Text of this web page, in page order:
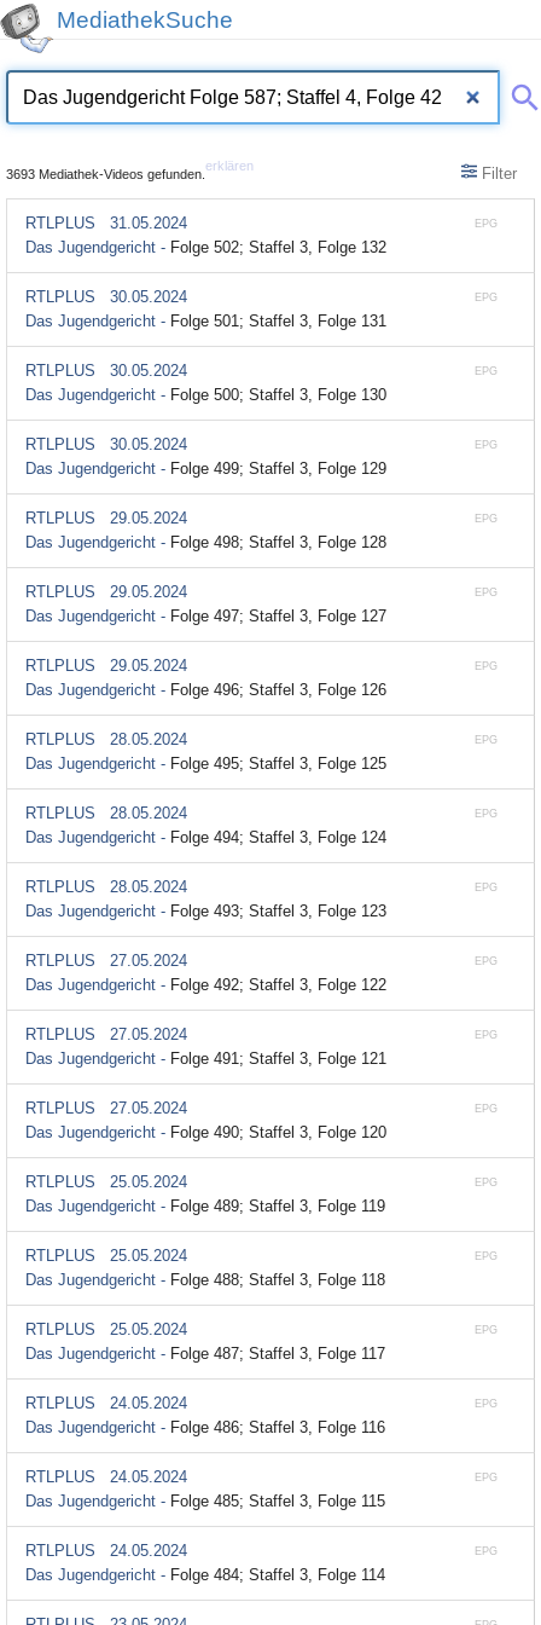
MediathekSuche
3693 Mediathek-Videos gefunden.
erklären Filter
EPG
RTLPLUS
31.05.2024
Das Jugendgericht - Folge 502; Staffel 3, Folge 132
EPG
RTLPLUS
30.05.2024
Das Jugendgericht - Folge 501; Staffel 3, Folge 131
EPG
RTLPLUS
30.05.2024
Das Jugendgericht - Folge 500; Staffel 3, Folge 130
EPG
RTLPLUS
30.05.2024
Das Jugendgericht - Folge 499; Staffel 3, Folge 129
EPG
RTLPLUS
29.05.2024
Das Jugendgericht - Folge 498; Staffel 3, Folge 128
EPG
RTLPLUS
29.05.2024
Das Jugendgericht - Folge 497; Staffel 3, Folge 127
EPG
RTLPLUS
29.05.2024
Das Jugendgericht - Folge 496; Staffel 3, Folge 126
EPG
RTLPLUS
28.05.2024
Das Jugendgericht - Folge 495; Staffel 3, Folge 125
EPG
RTLPLUS
28.05.2024
Das Jugendgericht - Folge 494; Staffel 3, Folge 124
EPG
RTLPLUS
28.05.2024
Das Jugendgericht - Folge 493; Staffel 3, Folge 123
EPG
RTLPLUS
27.05.2024
Das Jugendgericht - Folge 492; Staffel 3, Folge 122
EPG
RTLPLUS
27.05.2024
Das Jugendgericht - Folge 491; Staffel 3, Folge 121
EPG
RTLPLUS
27.05.2024
Das Jugendgericht - Folge 490; Staffel 3, Folge 120
EPG
RTLPLUS
25.05.2024
Das Jugendgericht - Folge 489; Staffel 3, Folge 119
EPG
RTLPLUS
25.05.2024
Das Jugendgericht - Folge 488; Staffel 3, Folge 118
EPG
RTLPLUS
25.05.2024
Das Jugendgericht - Folge 487; Staffel 3, Folge 117
EPG
RTLPLUS
24.05.2024
Das Jugendgericht - Folge 486; Staffel 3, Folge 116
EPG
RTLPLUS
24.05.2024
Das Jugendgericht - Folge 485; Staffel 3, Folge 115
EPG
RTLPLUS
24.05.2024
Das Jugendgericht - Folge 484; Staffel 3, Folge 114